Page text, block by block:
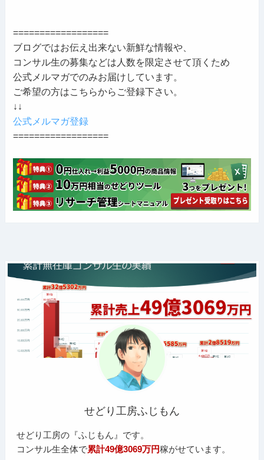
==================
ブログではお伝え出来ない新鮮な情報や、
コンサル生の募集などは人数を限定させて頂くため
公式メルマガでのみお届けしています。
ご希望の方はこちらからご登録下さい。
↓↓
公式メルマガ登録
==================
せどり工房ふじもん
せどり工房の『ふじもん』です。
コンサル生全体で累計49億3069万円稼がせています。